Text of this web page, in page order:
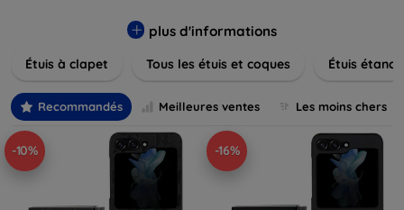
allant des modèles élégants et minimalistes aux designs
matériaux de haute qualité, y compris le cuir, le silicone, et
parfait pour exprimer votre style tout en assurant la
durabilité de votre appareil.
plus d'informations
Étuis à clapet Tous les étuis et coques Étuis
Recommandés Meilleures ventes Les moins chers
-10% -16%